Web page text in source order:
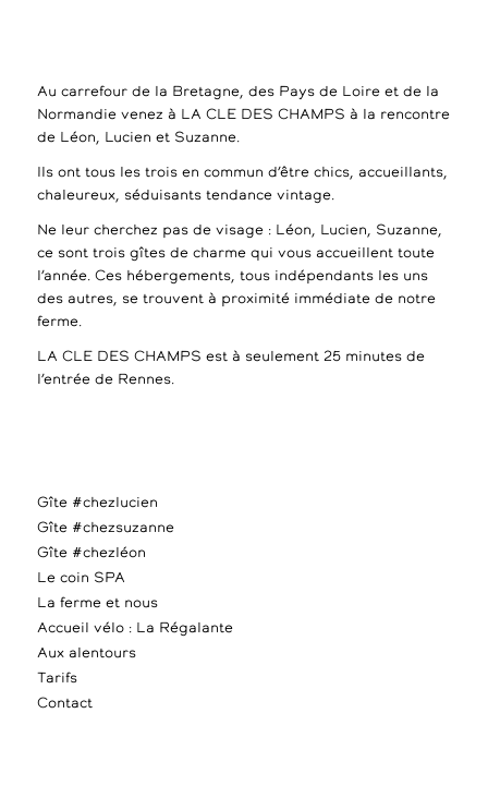
Au carrefour de la Bretagne, des Pays de Loire et de la
Normandie venez à LA CLE DES CHAMPS à la rencontre
de Léon, Lucien et Suzanne.
Ils ont tous les trois en commun d’être chics, accueillants,
chaleureux, séduisants tendance vintage.
Ne leur cherchez pas de visage : Léon, Lucien, Suzanne,
ce sont trois gîtes de charme qui vous accueillent toute
l’année. Ces hébergements, tous indépendants les uns
des autres, se trouvent à proximité immédiate de notre
ferme.
LA CLE DES CHAMPS est à seulement 25 minutes de
l’entrée de Rennes.
Gîte #chezlucien
Gîte #chezsuzanne
Gîte #chezléon
Le coin SPA
La ferme et nous
Accueil vélo : La Régalante
Aux alentours
Tarifs
Contact